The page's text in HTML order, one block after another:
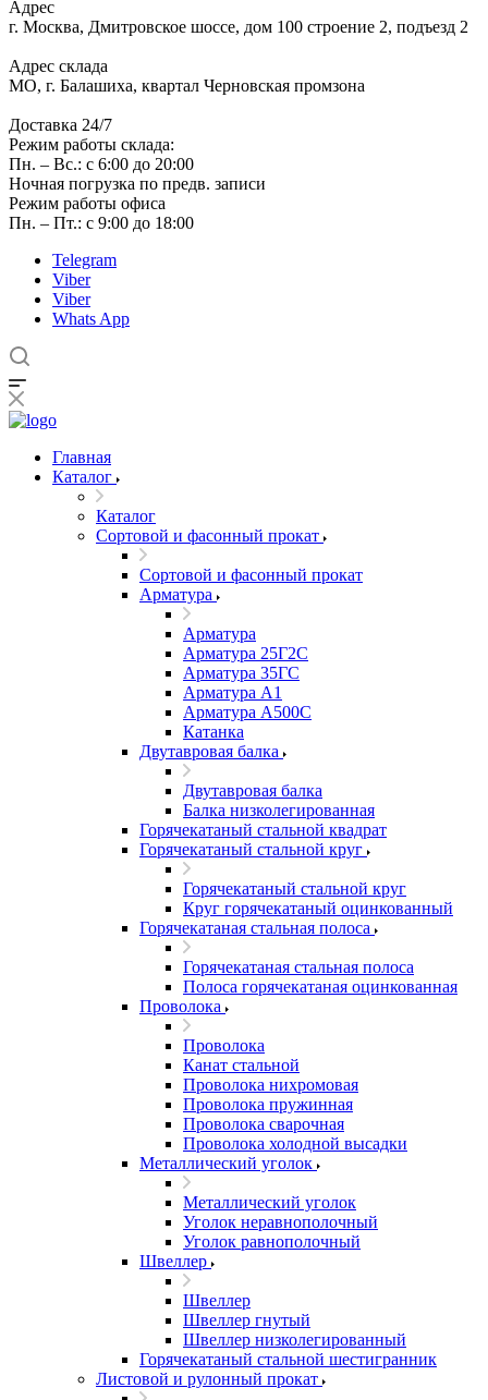
Адрес
г. Москва, Дмитровское шоссе, дом 100 строение 2, подъезд 2
Адрес склада
МО, г. Балашиха, квартал Черновская промзона
Доставка 24/7
Режим работы склада:
Пн. – Вс.: с 6:00 до 20:00
Ночная погрузка по предв. записи
Режим работы офиса
Пн. – Пт.: с 9:00 до 18:00
Telegram
Viber
Viber
Whats App
Главная
Каталог
Каталог
Сортовой и фасонный прокат
Сортовой и фасонный прокат
Арматура
Арматура
Арматура 25Г2С
Арматура 35ГС
Арматура А1
Арматура А500С
Катанка
Двутавровая балка
Двутавровая балка
Балка низколегированная
Горячекатаный стальной квадрат
Горячекатаный стальной круг
Горячекатаный стальной круг
Круг горячекатаный оцинкованный
Горячекатаная стальная полоса
Горячекатаная стальная полоса
Полоса горячекатаная оцинкованная
Проволока
Проволока
Канат стальной
Проволока нихромовая
Проволока пружинная
Проволока сварочная
Проволока холодной высадки
Металлический уголок
Металлический уголок
Уголок неравнополочный
Уголок равнополочный
Швеллер
Швеллер
Швеллер гнутый
Швеллер низколегированный
Горячекатаный стальной шестигранник
Листовой и рулонный прокат